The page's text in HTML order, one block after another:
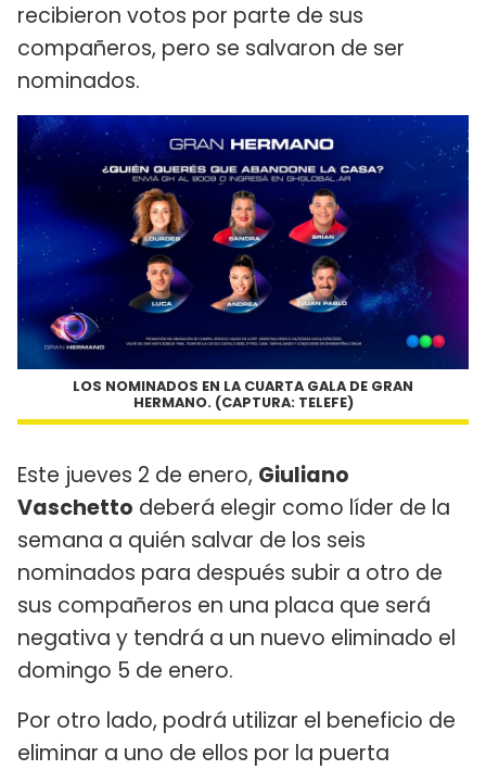
recibieron votos por parte de sus
compañeros, pero se salvaron de ser
nominados.
LOS NOMINADOS EN LA CUARTA GALA DE GRAN
HERMANO. (CAPTURA: TELEFE)
Este jueves 2 de enero, Giuliano
Vaschetto deberá elegir como líder de la
semana a quién salvar de los seis
nominados para después subir a otro de
sus compañeros en una placa que será
negativa y tendrá a un nuevo eliminado el
domingo 5 de enero.
Por otro lado, podrá utilizar el beneficio de
eliminar a uno de ellos por la puerta